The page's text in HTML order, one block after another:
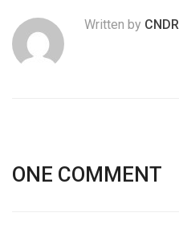
Written by CNDR
ONE COMMENT